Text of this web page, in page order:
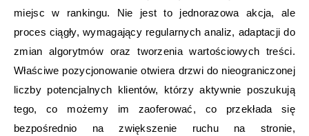
miejsc w rankingu. Nie jest to jednorazowa akcja, ale
proces ciągły, wymagający regularnych analiz, adaptacji do
zmian algorytmów oraz tworzenia wartościowych treści.
Właściwe pozycjonowanie otwiera drzwi do nieograniczonej
liczby potencjalnych klientów, którzy aktywnie poszukują
tego, co możemy im zaoferować, co przekłada się
bezpośrednio na zwiększenie ruchu na stronie,